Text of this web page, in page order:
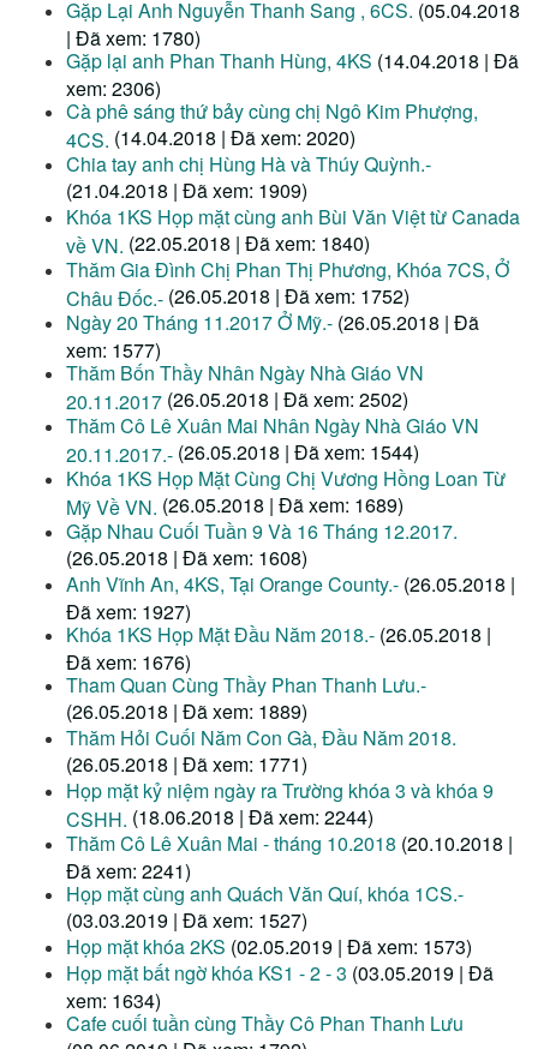
Gặp Lại Anh Nguyễn Thanh Sang , 6CS. (05.04.2018
| Đã xem: 1780)
Gặp lại anh Phan Thanh Hùng, 4KS (14.04.2018 | Đã
xem: 2306)
Cà phê sáng thứ bảy cùng chị Ngô Kim Phượng,
4CS. (14.04.2018 | Đã xem: 2020)
Chia tay anh chị Hùng Hà và Thúy Quỳnh.-
(21.04.2018 | Đã xem: 1909)
Khóa 1KS Họp mặt cùng anh Bùi Văn Việt từ Canada
về VN. (22.05.2018 | Đã xem: 1840)
Thăm Gia Đình Chị Phan Thị Phương, Khóa 7CS, Ở
Châu Đốc.- (26.05.2018 | Đã xem: 1752)
Ngày 20 Tháng 11.2017 Ở Mỹ.- (26.05.2018 | Đã
xem: 1577)
Thăm Bốn Thầy Nhân Ngày Nhà Giáo VN
20.11.2017 (26.05.2018 | Đã xem: 2502)
Thăm Cô Lê Xuân Mai Nhân Ngày Nhà Giáo VN
20.11.2017.- (26.05.2018 | Đã xem: 1544)
Khóa 1KS Họp Mặt Cùng Chị Vương Hồng Loan Từ
Mỹ Về VN. (26.05.2018 | Đã xem: 1689)
Gặp Nhau Cuối Tuần 9 Và 16 Tháng 12.2017.
(26.05.2018 | Đã xem: 1608)
Anh Vĩnh An, 4KS, Tại Orange County.- (26.05.2018 |
Đã xem: 1927)
Khóa 1KS Họp Mặt Đầu Năm 2018.- (26.05.2018 |
Đã xem: 1676)
Tham Quan Cùng Thầy Phan Thanh Lưu.-
(26.05.2018 | Đã xem: 1889)
Thăm Hỏi Cuối Năm Con Gà, Đầu Năm 2018.
(26.05.2018 | Đã xem: 1771)
Họp mặt kỷ niệm ngày ra Trường khóa 3 và khóa 9
CSHH. (18.06.2018 | Đã xem: 2244)
Thăm Cô Lê Xuân Mai - tháng 10.2018 (20.10.2018 |
Đã xem: 2241)
Họp mặt cùng anh Quách Văn Quí, khóa 1CS.-
(03.03.2019 | Đã xem: 1527)
Họp mặt khóa 2KS (02.05.2019 | Đã xem: 1573)
Họp mặt bất ngờ khóa KS1 - 2 - 3 (03.05.2019 | Đã
xem: 1634)
Cafe cuối tuần cùng Thầy Cô Phan Thanh Lưu